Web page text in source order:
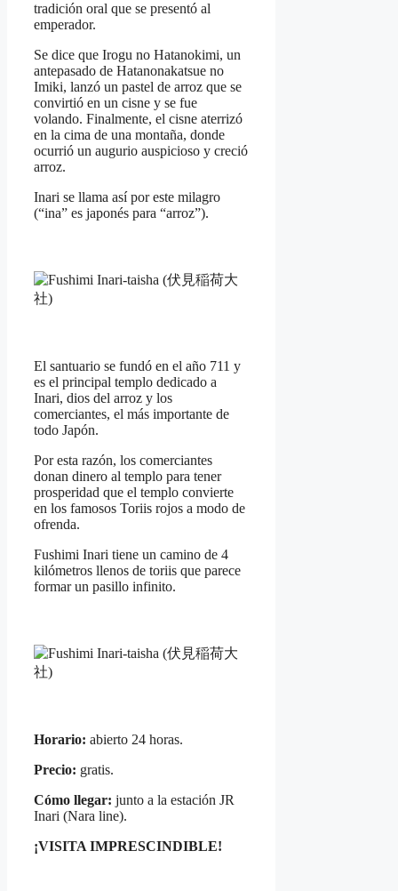
tradición oral que se presentó al
emperador.
Se dice que Irogu no Hatanokimi, un
antepasado de Hatanonakatsue no
Imiki, lanzó un pastel de arroz que se
convirtió en un cisne y se fue
volando. Finalmente, el cisne aterrizó
en la cima de una montaña, donde
ocurrió un augurio auspicioso y creció
arroz.
Inari se llama así por este milagro
(“ina” es japonés para “arroz”).
El santuario se fundó en el año 711 y
es el principal templo dedicado a
Inari, dios del arroz y los
comerciantes, el más importante de
todo Japón.
Por esta razón, los comerciantes
donan dinero al templo para tener
prosperidad que el templo convierte
en los famosos Toriis rojos a modo de
ofrenda.
Fushimi Inari tiene un camino de 4
kilómetros llenos de toriis que parece
formar un pasillo infinito.
Horario: abierto 24 horas.
Precio: gratis.
Cómo llegar: junto a la estación JR
Inari (Nara line).
¡VISITA IMPRESCINDIBLE!